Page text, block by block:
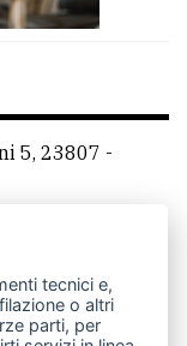
5, 23807 -
RSS
tecnici e,
o altri
parti, per